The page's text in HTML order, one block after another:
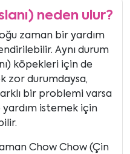
neden ulur?
zaman bir yardım
Aynı durum
köpekleri için de
zor durumdaysa,
bir problemi varsa
yardım istemek için
Chow Chow (Çin